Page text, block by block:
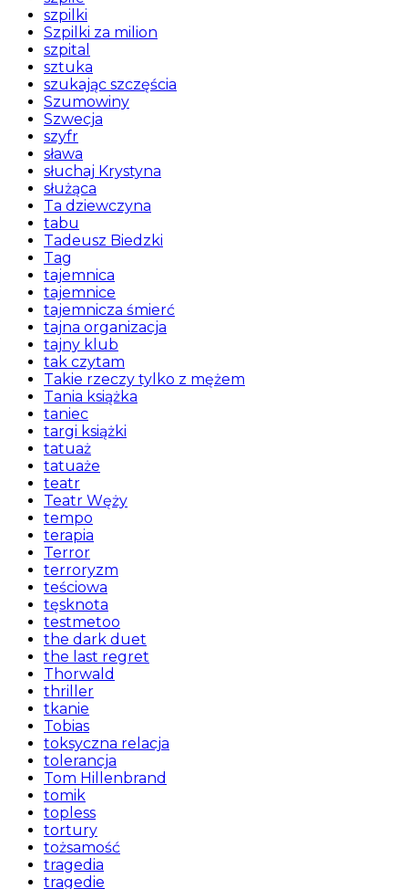
szpilki
Szpilki za milion
szpital
sztuka
szukając szczęścia
Szumowiny
Szwecja
szyfr
sława
słuchaj Krystyna
służąca
Ta dziewczyna
tabu
Tadeusz Biedzki
Tag
tajemnica
tajemnice
tajemnicza śmierć
tajna organizacja
tajny klub
tak czytam
Takie rzeczy tylko z mężem
Tania książka
taniec
targi książki
tatuaż
tatuaże
teatr
Teatr Węży
tempo
terapia
Terror
terroryzm
teściowa
tęsknota
testmetoo
the dark duet
the last regret
Thorwald
thriller
tkanie
Tobias
toksyczna relacja
tolerancja
Tom Hillenbrand
tomik
topless
tortury
tożsamość
tragedia
tragedie